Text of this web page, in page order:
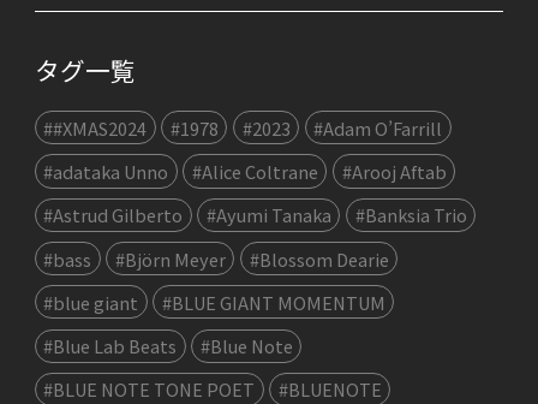
タグ一覧
##XMAS2024 #1978 #2023
#Adam O’Farrill
#adataka Unno
#Alice Coltrane
#Arooj Aftab
#Astrud Gilberto
#Ayumi Tanaka
#Banksia Trio
#bass
#Björn Meyer
#Blossom Dearie
#blue giant
#BLUE GIANT MOMENTUM
#Blue Lab Beats
#Blue Note
#BLUE NOTE TONE POET
#BLUENOTE